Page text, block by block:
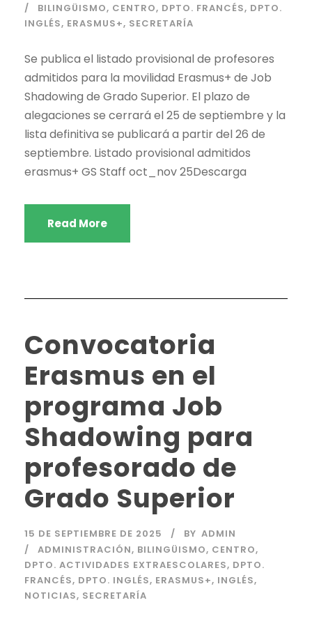
BILINGÜISMO, CENTRO, DPTO. FRANCÉS, DPTO.
INGLÉS, ERASMUS+, SECRETARÍA
Se publica el listado provisional de profesores
admitidos para la movilidad Erasmus+ de Job
Shadowing de Grado Superior. El plazo de
alegaciones se cerrará el 25 de septiembre y la
lista definitiva se publicará a partir del 26 de
septiembre. Listado provisional admitidos
erasmus+ GS Staff oct_nov 25Descarga
Read More
Convocatoria
Erasmus en el
programa Job
Shadowing para
profesorado de
Grado Superior
15 DE SEPTIEMBRE DE 2025 BY ADMIN
ADMINISTRACIÓN, BILINGÜISMO, CENTRO,
DPTO. ACTIVIDADES EXTRAESCOLARES, DPTO.
FRANCÉS, DPTO. INGLÉS, ERASMUS+, INGLÉS,
NOTICIAS, SECRETARÍA